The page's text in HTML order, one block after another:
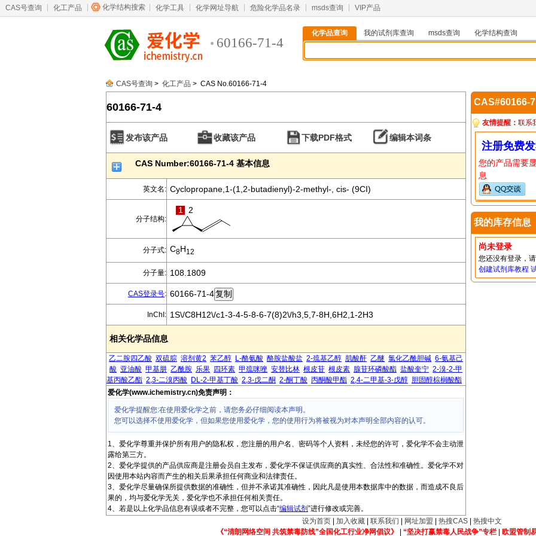
CAS号查询 化工产品 化学结构搜索 化学工具 化学网址导航 危险化学品名录 msds查询 VIP产品
60166-71-4
化学品查询 我的试剂库查询 msds查询
化学结构查询
CAS号查询 > 化工产品 > CAS No.60166-71-4
60166-71-4
发布该产品 收藏该产品 下载PDF格式 编辑本词条
CAS Number:60166-71-4 基本信息
英文名: Cyclopropane,1-(1,2-butadienyl)-2-methyl-, cis- (9CI)
分子结构:
1 2
分子式: C8H12
分子量: 108.1809
CAS登录号: 60166-71-4
InChI: 1S\/C8H12\/c1-3-4-5-8-6-7(8)2\/h3,5,7-8H,6H2,1-2H3
相关化学品信息
乙二胺四乙酸 双硫腙 溶剂黄2 苯乙醇 L-酪氨酸 酪胺盐酸盐 2-巯基乙醇 肌酸酐 乙醚 氯化乙酰胆碱 6-氨基己
酸 亚油酸 甲基肼 乙酰胺 乐果 四环素 甲巯咪唑 安替比林 根皮苷 根皮素 腺苷环磷酸酯 盐酸奎宁 2-溴-2-甲
基丙酸乙酯 2,3-二溴丙酸 DL-2-甲基丁酸 2,3-戊二酮 2-酮丁酸 丙酮酸甲酯 2,4-二甲基-3-戊醇 胆固醇棕榈酸酯
爱化学(www.ichemistry.cn)免责声明：
爱化学提醒您:在使用爱化学之前，请您务必仔细阅读本声明。
您可以选择不使用爱化学，但如果您使用爱化学，您的使用行为将被视为对本声明全部内容的认可。
1、爱化学尊重并保护所有用户的隐私权，您注册的用户名、密码等个人资料，未经您的许可，爱化学不会主动泄
露给第三方。
2、爱化学提供的产品供应商是注册会员自主发布，爱化学不保证供应商的真实性、合法性和准确性。爱化学不对
因使用本站内容而产生的相关后果承担任何商业和法律责任。
3、爱化学尽量确保所提供数据的准确性，但并不承诺其准确性，因此凡是使用本数据库中的数据，而造成不良后
果的，均与爱化学无关，爱化学也不承担任何相关责任。
4、若是以上化学品信息有误或者不完整，您可以点击“编辑试剂 ”进行修改或完善。
CAS#60166-
友情提醒： 联系
注册免费
您的产品需要
息
我的库存信息
尚未登录
您还没有登录，
创建试剂库教程
设为首页 加入收藏 联系我们 网址加盟 热搜CAS
热搜中文
《“清朗网络空间 共筑禁毒防线”全国化工行业净网倡议》
“坚决打赢禁毒人民战争”专栏| 欧盟管制